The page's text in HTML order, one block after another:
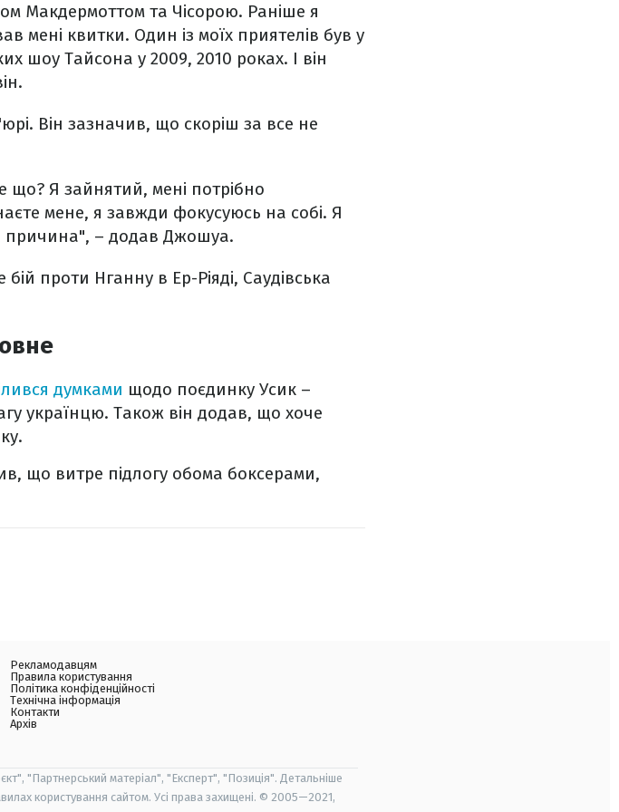
Макдермоттом та Чісорою. Раніше я
мені квитки. Один із моїх приятелів був у
шоу Тайсона у 2009, 2010 роках. І він
Він зазначив, що скоріш за все не
що? Я зайнятий, мені потрібно
мене, я завжди фокусуюсь на собі. Я
причина", – додав Джошуа.
проти Нганну в Ер-Ріяді, Саудівська
думками щодо поєдинку Усик –
українцю. Також він додав, що хоче
що витре підлогу обома боксерами,
Рекламодавцям
Правила користування
Політика конфіденційності
Технічна інформація
Контакти
Архів
"Партнерський матеріал", "Експерт", "Позиція". Детальніше
користування сайтом. Усі права захищені. © 2005—2021,